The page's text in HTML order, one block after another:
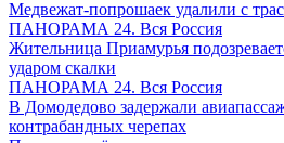
Медвежат-попрошаек удалили с
ПАНОРАМА 24. Вся Россия
Жительница Приамурья
ударом скалки
ПАНОРАМА 24. Вся Россия
В Домодедово задержали
контрабандных черепах